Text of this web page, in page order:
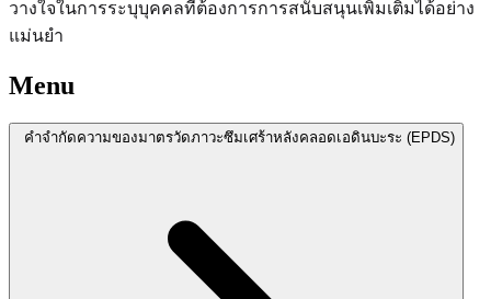
วางใจในการระบุบุคคลที่ต้องการการสนับสนุนเพิ่มเติมได้อย่าง
แม่นยำ
Menu
คำจำกัดความของมาตรวัดภาวะซึมเศร้าหลังคลอดเอดินบะระ (EPDS)